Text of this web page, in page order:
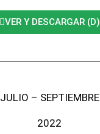
VER Y DESCARGAR (D)
JULIO – SEPTIEMBRE
2022